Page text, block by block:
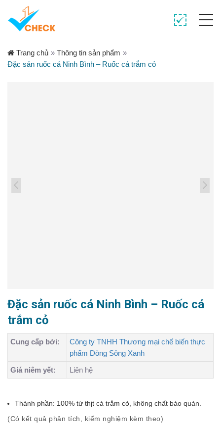
Trang chủ » Thông tin sản phẩm »
Đặc sản ruốc cá Ninh Bình – Ruốc cá trắm cỏ
Đặc sản ruốc cá Ninh Bình – Ruốc cá
trắm cỏ
Cung cấp bởi:
Công ty TNHH Thương mại chế biến thực
phẩm Dòng Sông Xanh
Giá niêm yết:
Liên hệ
Thành phần: 100% từ thịt cá trắm cỏ, không chất bảo quản.
(Có kết quả phân tích, kiểm nghiệm kèm theo)